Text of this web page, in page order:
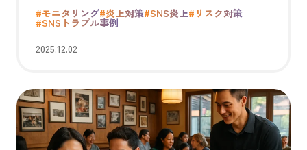
#モニタリング#炎上対策#SNS炎上#リスク対策
#SNSトラブル事例
2025.12.02